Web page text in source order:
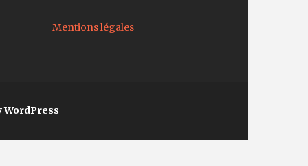
Mentions légales
WordPress